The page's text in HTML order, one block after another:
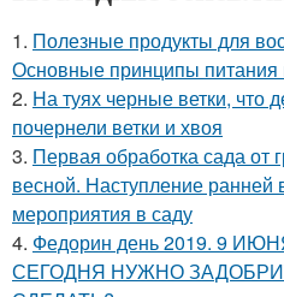
1. Полезные продукты для
Основные принципы питания
2. На туях черные ветки, что
почернели ветки и хвоя
3. Первая обработка сада от
весной. Наступление
мероприятия в саду
4. Федорин день 2019. 9
СЕГОДНЯ НУЖНО